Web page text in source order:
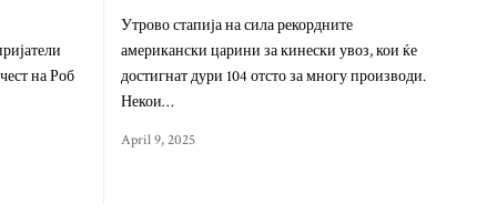
на Роб
Утрово стапија на сила рекордните
американски царини за кинески увоз, кои ќе
достигнат дури 104 отсто за многу производи.
Некои…
April 9, 2025